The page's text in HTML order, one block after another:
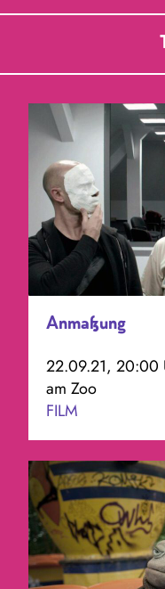
Anmaßung
22.09.21, 20:00
am Zoo
FILM